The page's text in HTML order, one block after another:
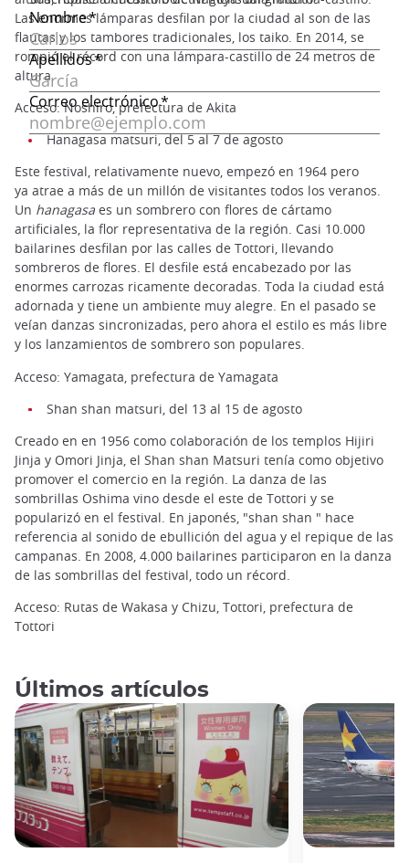
Las enormes lámparas desfilan por la ciudad al son de las
flautas y los tambores tradicionales, los taiko. En 2014, se
rompió el récord con una lámpara-castillo de 24 metros de
altura.
Acceso: Noshiro, prefectura de Akita
Hanagasa matsuri, del 5 al 7 de agosto
Este festival, relativamente nuevo, empezó en 1964 pero
ya atrae a más de un millón de visitantes todos los veranos.
Un hanagasa es un sombrero con flores de cártamo
artificiales, la flor representativa de la región. Casi 10.000
bailarines desfilan por las calles de Tottori, llevando
sombreros de flores. El desfile está encabezado por las
enormes carrozas ricamente decoradas. Toda la ciudad está
adornada y tiene un ambiente muy alegre. En el pasado se
veían danzas sincronizadas, pero ahora el estilo es más libre
y los lanzamientos de sombrero son populares.
Acceso: Yamagata, prefectura de Yamagata
Shan shan matsuri, del 13 al 15 de agosto
Creado en en 1956 como colaboración de los templos Hijiri
Jinja y Omori Jinja, el Shan shan Matsuri tenía como objetivo
promover el comercio en la región. La danza de las
sombrillas Oshima vino desde el este de Tottori y se
popularizó en el festival. En japonés, "shan shan " hace
referencia al sonido de ebullición del agua y el repique de las
campanas. En 2008, 4.000 bailarines participaron en la danza
de las sombrillas del festival, todo un récord.
Acceso: Rutas de Wakasa y Chizu, Tottori, prefectura de
Tottori
Últimos artículos